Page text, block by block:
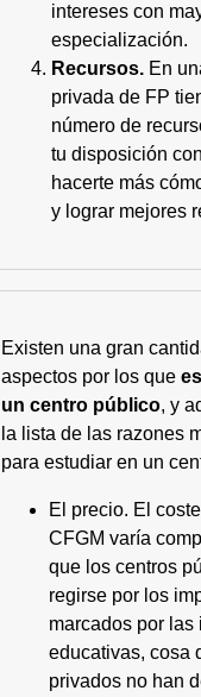
intereses con
especialización.
Recursos. En
privada de FP
número de
tu disposición
hacerte más
y lograr mejores
Existen una gran
aspectos por los que
un centro público, y
la lista de las razones
para estudiar en un
El precio. El
CFGM varía
que los centros
regirse por los
marcados por las
educativas, cosa
privados no han